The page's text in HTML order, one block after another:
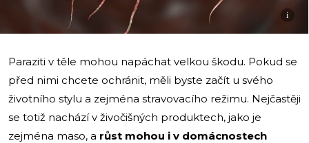
i
Paraziti v těle mohou napáchat velkou škodu. Pokud se
před nimi chcete ochránit, měli byste začít u svého
životního stylu a zejména stravovacího režimu. Nejčastěji
se totiž nachází v živočišných produktech, jako je
zejména maso, a růst mohou i v domácnostech